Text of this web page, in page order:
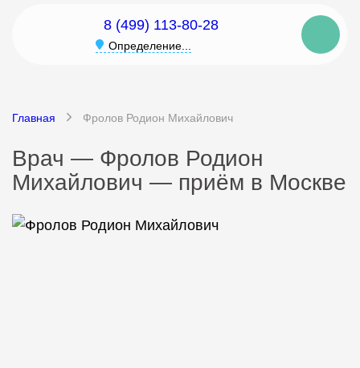
8 (499) 113-80-28
Определение...
Главная Фролов Родион Михайлович
Врач — Фролов Родион
Михайлович — приём в Москве